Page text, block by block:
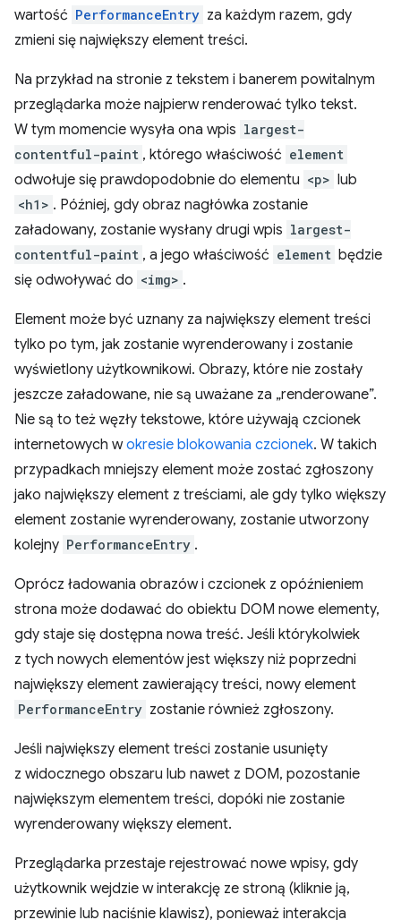
wartość PerformanceEntry za każdym razem, gdy
zmieni się największy element treści.
Na przykład na stronie z tekstem i banerem powitalnym
przeglądarka może najpierw renderować tylko tekst.
W tym momencie wysyła ona wpis largest-
contentful-paint , którego właściwość element
odwołuje się prawdopodobnie do elementu <p> lub
<h1> . Później, gdy obraz nagłówka zostanie
załadowany, zostanie wysłany drugi wpis largest-
contentful-paint , a jego właściwość element będzie
się odwoływać do <img> .
Element może być uznany za największy element treści
tylko po tym, jak zostanie wyrenderowany i zostanie
wyświetlony użytkownikowi. Obrazy, które nie zostały
jeszcze załadowane, nie są uważane za „renderowane”.
Nie są to też węzły tekstowe, które używają czcionek
internetowych wokresie blokowania czcionek. W takich
przypadkach mniejszy element może zostać zgłoszony
jako największy element z treściami, ale gdy tylko większy
element zostanie wyrenderowany, zostanie utworzony
kolejny PerformanceEntry .
Oprócz ładowania obrazów i czcionek z opóźnieniem
strona może dodawać do obiektu DOM nowe elementy,
gdy staje się dostępna nowa treść. Jeśli którykolwiek
z tych nowych elementów jest większy niż poprzedni
największy element zawierający treści, nowy element
PerformanceEntry zostanie również zgłoszony.
Jeśli największy element treści zostanie usunięty
z widocznego obszaru lub nawet z DOM, pozostanie
największym elementem treści, dopóki nie zostanie
wyrenderowany większy element.
Przeglądarka przestaje rejestrować nowe wpisy, gdy
użytkownik wejdzie w interakcję ze stroną (kliknie ją,
przewinie lub naciśnie klawisz), ponieważ interakcja